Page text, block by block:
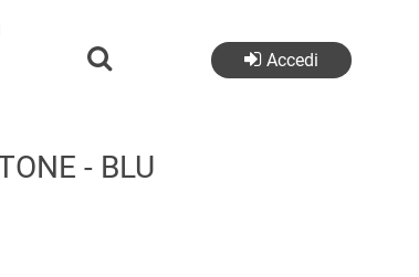
Accedi
- BLU